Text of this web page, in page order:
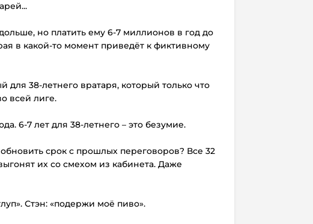
но платить ему 6-7 миллионов в год до
в какой-то момент приведёт к фиктивному
для 38-летнего вратаря, который только что
всей лиге.
6-7 лет для 38-летнего – это безумие.
срок с прошлых переговоров? Все 32
их со смехом из кабинета. Даже
Стэн: «подержи моё пиво».